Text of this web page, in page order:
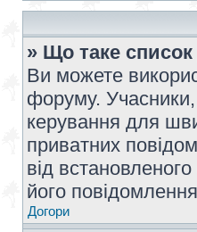
» Що таке список
Ви можете
форуму. Учасники,
керування для
приватних
від
його
Догори